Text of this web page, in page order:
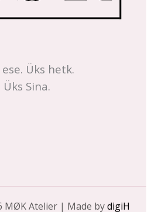
ese. Üks hetk.
Üks Sina.
MØK Atelier | Made bydigiH